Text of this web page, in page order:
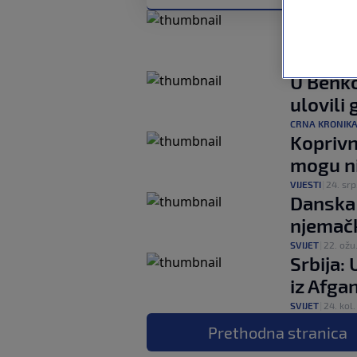
U
ulovili
CRNA KRONIKA
mogu
VIJESTI 24. srp.
SVIJET 22. ožu.
Srbija:
iz
SVIJET 24. kol.
Prethodna stranica